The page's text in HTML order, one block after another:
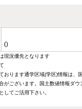
()
現況優先となります
おります通学区域(学区)情報は
がございます。国土数値情報ダ
してご活用下さい。